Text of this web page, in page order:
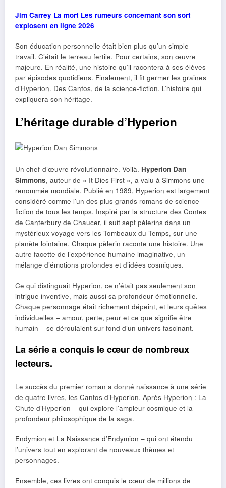
Jim Carrey La mort Les rumeurs concernant son sort
explosent en ligne 2026
Son éducation personnelle était bien plus qu’un simple
travail. C’était le terreau fertile. Pour certains, son œuvre
majeure. En réalité, une histoire qu’il racontera à ses élèves
par épisodes quotidiens. Finalement, il fit germer les graines
d’Hyperion. Des Cantos, de la science-fiction. L’histoire qui
expliquera son héritage.
L’héritage durable d’Hyperion
Un chef-d’œuvre révolutionnaire. Voilà. Hyperion Dan
Simmons, auteur de « It Dies First », a valu à Simmons une
renommée mondiale. Publié en 1989, Hyperion est largement
considéré comme l’un des plus grands romans de science-
fiction de tous les temps. Inspiré par la structure des Contes
de Canterbury de Chaucer, il suit sept pèlerins dans un
mystérieux voyage vers les Tombeaux du Temps, sur une
planète lointaine. Chaque pèlerin raconte une histoire. Une
autre facette de l’expérience humaine imaginative, un
mélange d’émotions profondes et d’idées cosmiques.
Ce qui distinguait Hyperion, ce n’était pas seulement son
intrigue inventive, mais aussi sa profondeur émotionnelle.
Chaque personnage était richement dépeint, et leurs quêtes
individuelles – amour, perte, peur et ce que signifie être
humain – se déroulaient sur fond d’un univers fascinant.
La série a conquis le cœur de nombreux
lecteurs.
Le succès du premier roman a donné naissance à une série
de quatre livres, les Cantos d’Hyperion. Après Hyperion : La
Chute d’Hyperion – qui explore l’ampleur cosmique et la
profondeur philosophique de la saga.
Endymion et La Naissance d’Endymion – qui ont étendu
l’univers tout en explorant de nouveaux thèmes et
personnages.
Ensemble, ces livres ont conquis le cœur de millions de